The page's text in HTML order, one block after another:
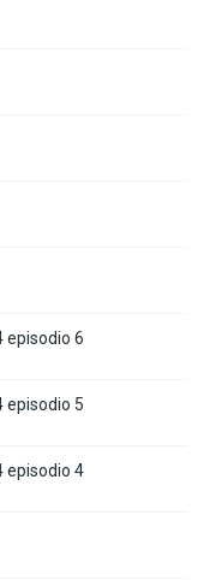
episodio 6
episodio 5
episodio 4